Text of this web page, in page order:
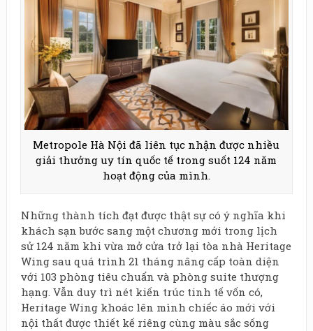
Metropole Hà Nội đã liên tục nhận được nhiều
giải thưởng uy tín quốc tế trong suốt 124 năm
hoạt động của mình.
Những thành tích đạt được thật sự có ý nghĩa khi
khách sạn bước sang một chương mới trong lịch
sử 124 năm khi vừa mở cửa trở lại tòa nhà Heritage
Wing sau quá trình 21 tháng nâng cấp toàn diện
với 103 phòng tiêu chuẩn và phòng suite thượng
hạng. Vẫn duy trì nét kiến trúc tinh tế vốn có,
Heritage Wing khoác lên mình chiếc áo mới với
nội thất được thiết kế riêng cùng màu sắc sống